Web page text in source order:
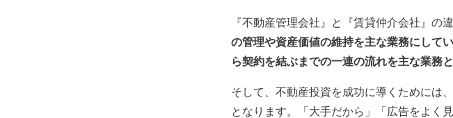
『不動産管理会社』と『賃貸仲介会社』の
の管理や資産価値の維持を主な業務にして
ら契約を結ぶまでの一連の流れを主な業務と
そして、不動産投資を成功に導くためには
となります。「大手だから」「広告をよく